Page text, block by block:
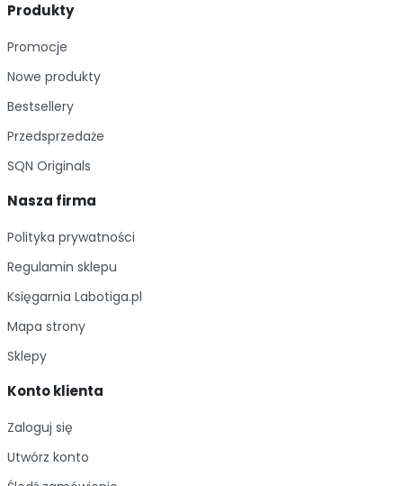
Produkty
Promocje
Nowe produkty
Bestsellery
Przedsprzedaże
SQN Originals
Nasza firma
Polityka prywatności
Regulamin sklepu
Księgarnia Labotiga.pl
Mapa strony
Sklepy
Konto klienta
Zaloguj się
Utwórz konto